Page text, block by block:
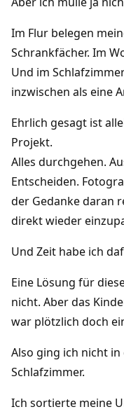
Im Flur belegen
Schrankfächer. Im
Und im
inzwischen als eine
Ehrlich gesagt ist
Projekt.
Alles durchgehen.
Entscheiden.
der Gedanke daran
direkt wieder
Und Zeit habe ich
Eine Lösung für
nicht. Aber das
war plötzlich doch
Also ging ich nicht in
Schlafzimmer.
Ich sortierte meine